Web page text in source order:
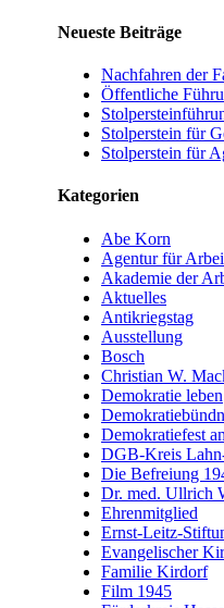
Neueste Beiträge
Nachfahren der
Öffentliche
Stolperstein für
Stolperstein für
Kategorien
Abe Korn
Agentur für
Akademie der
Aktuelles
Antikriegstag
Ausstellung
Bosch
Christian W.
Demokratie leben
Demokratiefest
DGB-Kreis
Die Befreiung
Dr. med. Ullrich
Ehrenmitglied
Ernst-Leitz-
Evangelischer
Familie Kirdorf
Film 1945